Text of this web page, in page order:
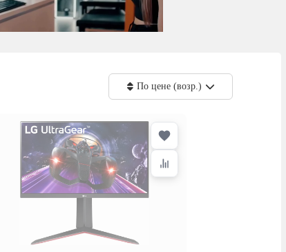
По цене (возр.)